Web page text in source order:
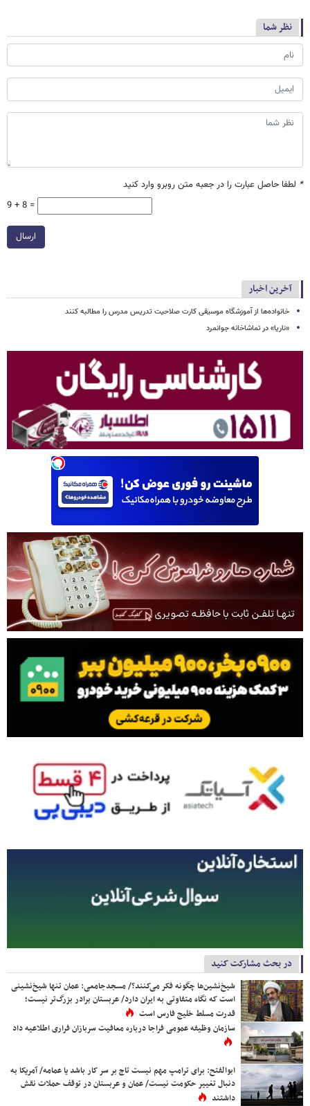
نظر شما
* لطفا حاصل عبارت را در جعبه متن روبرو وارد کنید
9 + 8 =
ارسال
آخرین اخبار
خانواده‌ها از آموزشگاه موسیقی کارت صلاحیت تدریس مدرس را مطالبه کنند
«ناریا» در تماشاخانه جوانمرد
در بحث مشارکت کنید
شیخ‌نشین‌ها چگونه فکر می‌کنند؟/ مسجدجامعی: عمان تنها شیخ‌نشینی
است که نگاه متفاوتی به ایران دارد/ عربستان برادر بزرگ‌تر نیست؛
قدرت مسلط خلیج فارس است
سازمان وظیفه عمومی فراجا درباره معافیت سربازان فراری اطلاعیه داد
ابوالفتح: برای ترامپ مهم نیست تاج بر سر کار باشد یا عمامه/ آمریکا به
دنبال تغییر حکومت نیست/ عمان و عربستان در توقف حملات نقش
داشتند